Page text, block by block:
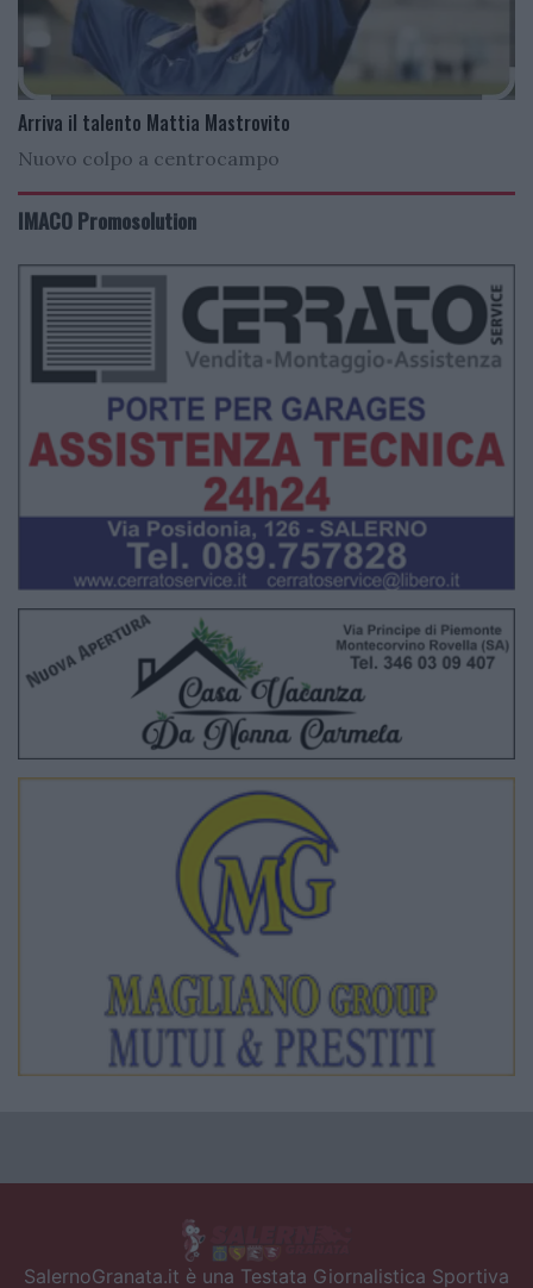
Arriva il talento Mattia Mastrovito
Nuovo colpo a centrocampo
IMACO Promosolution
SalernoGranata.it è una Testata Giornalistica Sportiva